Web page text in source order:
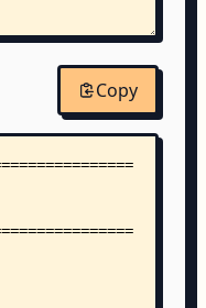
Copy